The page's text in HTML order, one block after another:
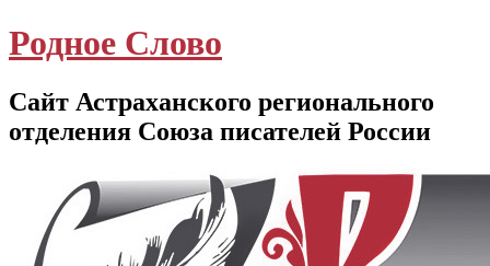
Родное Слово
Сайт Астраханского регионального
отделения Союза писателей России